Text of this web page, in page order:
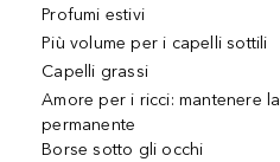
Profumi estivi
Più volume per i capelli sottili
Capelli grassi
Amore per i ricci: mantenere la
permanente
Borse sotto gli occhi